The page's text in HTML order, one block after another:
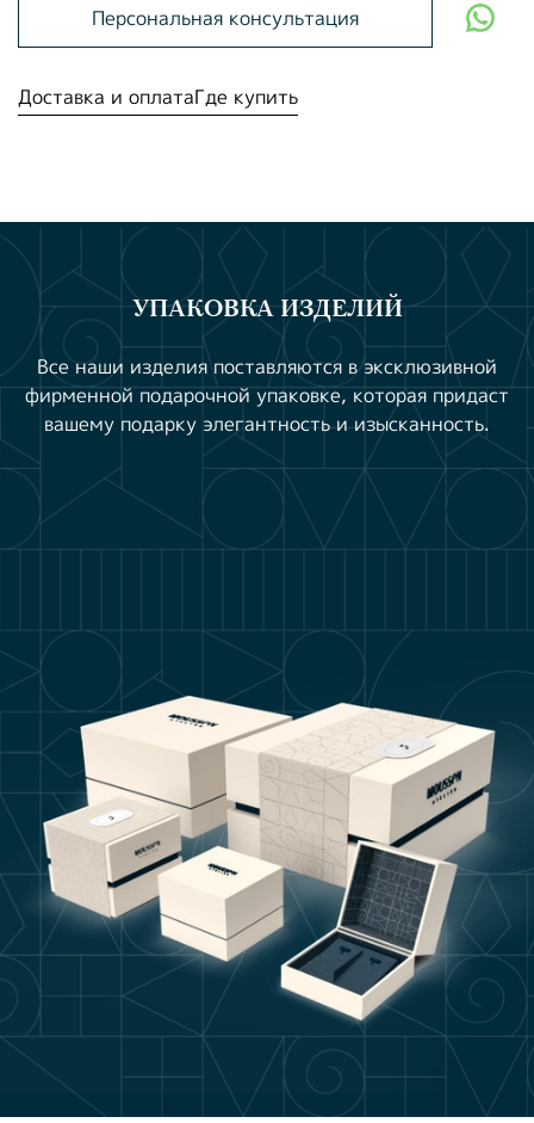
Персональная консультация
Доставка и оплатаГде купить
УПАКОВКА ИЗДЕЛИЙ
Все наши изделия поставляются в эксклюзивной
фирменной подарочной упаковке, которая придаст
вашему подарку элегантность и изысканность.